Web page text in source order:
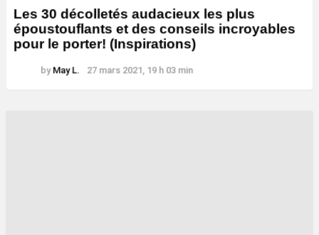
Les 30 décolletés audacieux les plus
époustouflants et des conseils incroyables
pour le porter! (Inspirations)
by May L. 27 mars 2021, 19 h 03 min